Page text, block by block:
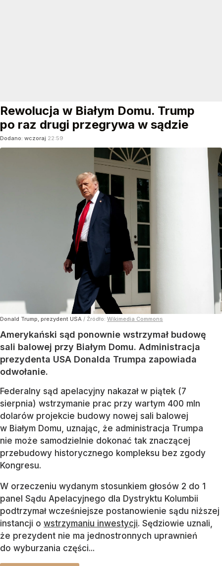
Rewolucja w Białym Domu. Trump
po raz drugi przegrywa w sądzie
Dodano: wczoraj 22:59
Donald Trump, prezydent USA / Źródło: Wikimedia Commons
Amerykański sąd ponownie wstrzymał budowę
sali balowej przy Białym Domu. Administracja
prezydenta USA Donalda Trumpa zapowiada
odwołanie.
Federalny sąd apelacyjny nakazał w piątek (7
sierpnia) wstrzymanie prac przy wartym 400 mln
dolarów projekcie budowy nowej sali balowej
w Białym Domu, uznając, że administracja Trumpa
nie może samodzielnie dokonać tak znaczącej
przebudowy historycznego kompleksu bez zgody
Kongresu.
W orzeczeniu wydanym stosunkiem głosów 2 do 1
panel Sądu Apelacyjnego dla Dystryktu Kolumbii
podtrzymał wcześniejsze postanowienie sądu niższej
instancji o wstrzymaniu inwestycji. Sędziowie uznali,
że prezydent nie ma jednostronnych uprawnień
do wyburzania części...